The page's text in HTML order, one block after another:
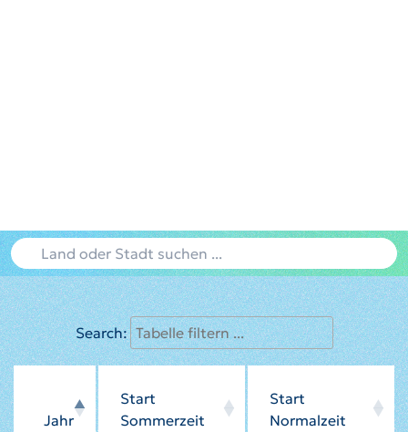
Search:
Jahr
Start
Sommerzeit
Start
Normalzeit